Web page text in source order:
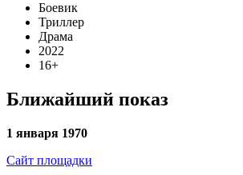
Боевик
Триллер
Драма
2022
16+
Ближайший показ
1 января 1970
Сайт площадки